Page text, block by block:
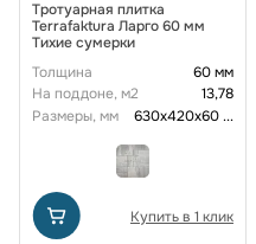
Тротуарная плитка
Terrafaktura Ларго 60 мм
Тихие сумерки
Толщина
60 мм
На поддоне, м2
13,78
Размеры, мм
630х420х60...
Купить в 1 клик